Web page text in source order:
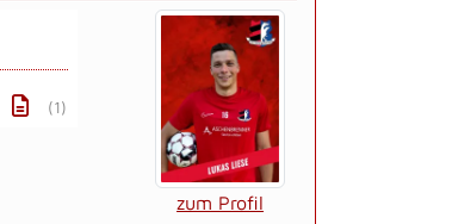
zum Profil
(1)